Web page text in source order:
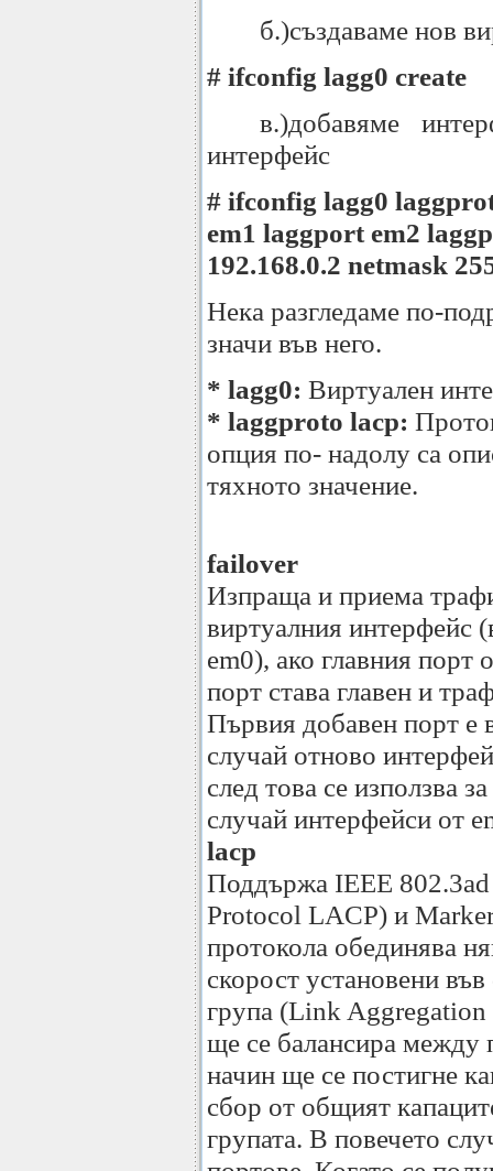
б.)създаваме нов
# ifconfig lagg0 create
в.)добавяме
интерфейс
# ifconfig lagg0
em1 laggport em2
192.168.0.2 netmask
Нека разгледаме по-
значи във него.
* lagg0: Виртуален
* laggproto lacp:
опция по- надолу са
тяхното значение.
failover
Изпраща и приема
виртуалния интерфейс
em0), ако главния порт
порт става главен и
Първия добавен порт е
случай отново
след това се използва
случай интерфейси от
lacp
Поддържа IEEE
Protocol LACP) и
протокола обединява
скорост установени
група (Link Aggregation
ще се балансира между
начин ще се постигне
сбор от общият
групата. В повечето